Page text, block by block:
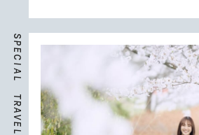
S
P
E
C
I
A
L
T
R
A
V
E
L